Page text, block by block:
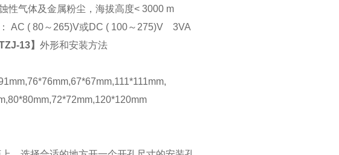
性气体及金属粉尘，海拔高度< 3000 m
AC ( 80～265)V或DC ( 100～275)V 3VA
13】 外形和安装方法